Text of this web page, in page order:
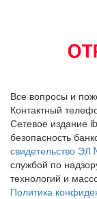
Все вопросы и
Контактный
Сетевое издание
безопасность
свидетельство
службой по
технологий и
Политика